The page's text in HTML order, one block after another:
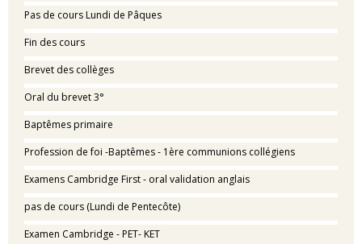
Pas de cours Lundi de Pâques
Fin des cours
Brevet des collèges
Oral du brevet 3°
Baptêmes primaire
Profession de foi -Baptêmes - 1ère communions collégiens
Examens Cambridge First - oral validation anglais
pas de cours (Lundi de Pentecôte)
Examen Cambridge - PET- KET